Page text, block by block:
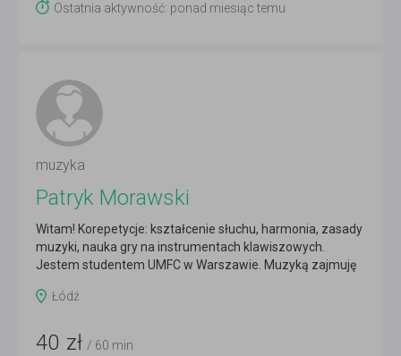
Ostatnia aktywność: ponad miesiąc temu
muzyka
Patryk Morawski
Witam! Korepetycje: kształcenie słuchu, harmonia, zasady
muzyki, nauka gry na instrumentach klawiszowych.
Jestem studentem UMFC w Warszawie. Muzyką zajmuję
Łódź
40 zł / 60 min